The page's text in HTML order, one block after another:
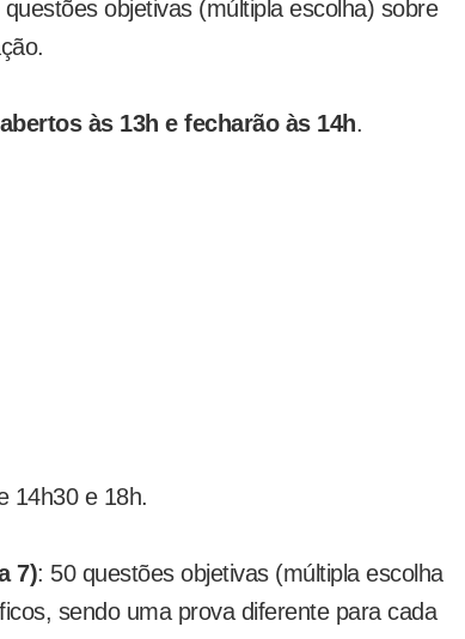
questões objetivas (múltipla escolha) sobre
às 13h e fecharão às 14h.
14h30 e 18h.
7): 50 questões objetivas (múltipla escolha)
sendo uma prova diferente para cada